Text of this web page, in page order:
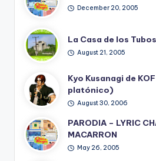
December 20, 2005
La Casa de los Tubos
August 21, 2005
Kyo Kusanagi de
platónico)
August 30, 2006
PARODIA – LYRIC
MACARRON
May 26, 2005